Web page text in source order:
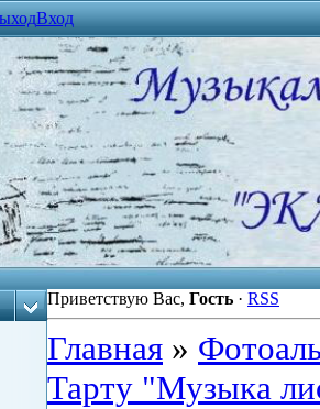
Вход
Приветствую Вас, Гость · RSS
Главная »
Тарту "Музыка